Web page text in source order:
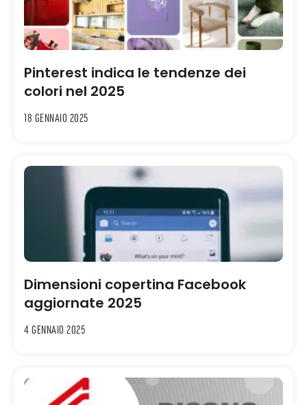
Pinterest indica le tendenze dei
colori nel 2025
18 Gennaio 2025
Dimensioni copertina Facebook
aggiornate 2025
4 Gennaio 2025